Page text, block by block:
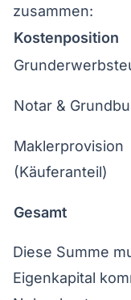
zusammen:
Kostenposition
Notar &
Maklerprovision
(Käuferanteil)
Gesamt
Diese Summe
Eigenkapital